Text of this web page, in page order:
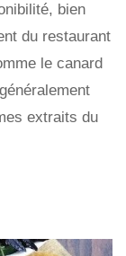
bien
du restaurant
le canard
extraits du